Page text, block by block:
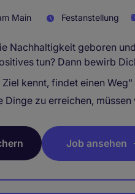
Main Festanstellung
Nachhaltigkeit geboren
tun? Dann bewirb
Ziel kennt, findet einen
Dinge zu erreichen,
Job ansehen